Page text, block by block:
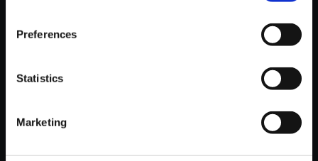
Preferences
Statistics
Marketing
おすすめ商品